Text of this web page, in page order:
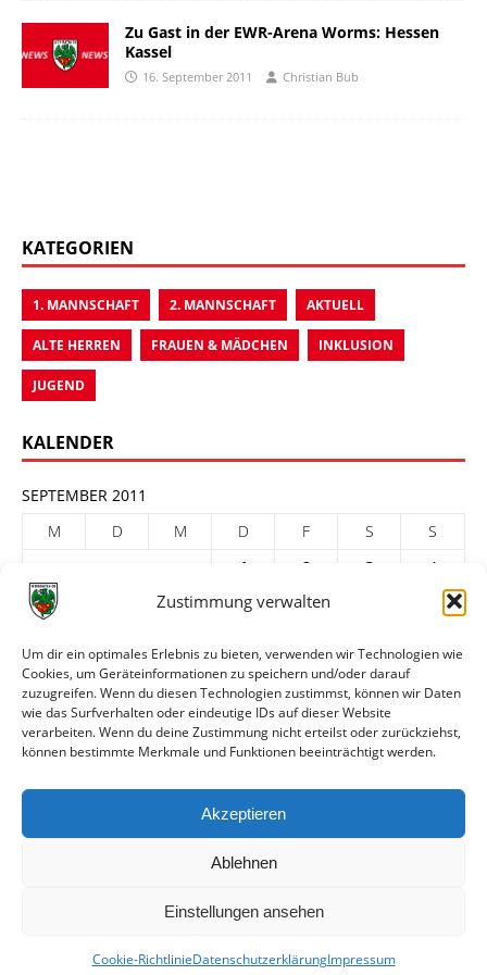
Zustimmung verwalten
Um dir ein optimales Erlebnis zu bieten, verwenden wir Technologien wie
Cookies, um Geräteinformationen zu speichern und/oder darauf
zuzugreifen. Wenn du diesen Technologien zustimmst, können wir Daten
wie das Surfverhalten oder eindeutige IDs auf dieser Website
verarbeiten. Wenn du deine Zustimmung nicht erteilst oder zurückziehst,
können bestimmte Merkmale und Funktionen beeinträchtigt werden.
Akzeptieren
Ablehnen
Einstellungen ansehen
Cookie-RichtlinieDatenschutzerklärungImpressum
Zu Gast in der EWR-Arena Worms: Hessen
Kassel
16. September 2011 Christian Bub
KATEGORIEN
1. MANNSCHAFT 2. MANNSCHAFT AKTUELL
ALTE HERREN FRAUEN & MÄDCHEN INKLUSION
JUGEND
KALENDER
SEPTEMBER 2011
M
D M D F S
S
1
2 3
4
5
7 8 9
19
20 21 22 23 24
26
27 28 29
30
« Aug.
Okt. »
ARCHIV
© VfR Wormatia Worms